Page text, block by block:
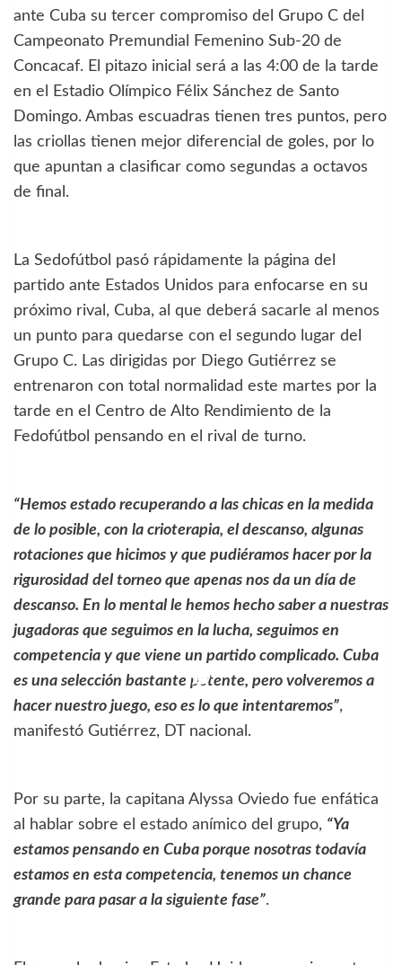
ante Cuba su tercer compromiso del Grupo C del
Campeonato Premundial Femenino Sub-20 de
Concacaf. El pitazo inicial será a las 4:00 de la tarde
en el Estadio Olímpico Félix Sánchez de Santo
Domingo. Ambas escuadras tienen tres puntos, pero
las criollas tienen mejor diferencial de goles, por lo
que apuntan a clasificar como segundas a octavos
de final.
La Sedofútbol pasó rápidamente la página del
partido ante Estados Unidos para enfocarse en su
próximo rival, Cuba, al que deberá sacarle al menos
un punto para quedarse con el segundo lugar del
Grupo C. Las dirigidas por Diego Gutiérrez se
entrenaron con total normalidad este martes por la
tarde en el Centro de Alto Rendimiento de la
Fedofútbol pensando en el rival de turno.
“Hemos estado recuperando a las chicas en la medida
de lo posible, con la crioterapia, el descanso, algunas
rotaciones que hicimos y que pudiéramos hacer por la
rigurosidad del torneo que apenas nos da un día de
descanso. En lo mental le hemos hecho saber a nuestras
jugadoras que seguimos en la lucha, seguimos en
competencia y que viene un partido complicado. Cuba
es una selección bastante potente, pero volveremos a
hacer nuestro juego, eso es lo que intentaremos”,
manifestó Gutiérrez, DT nacional.
Por su parte, la capitana Alyssa Oviedo fue enfática
al hablar sobre el estado anímico del grupo, “Ya
estamos pensando en Cuba porque nosotras todavía
estamos en esta competencia, tenemos un chance
grande para pasar a la siguiente fase”.